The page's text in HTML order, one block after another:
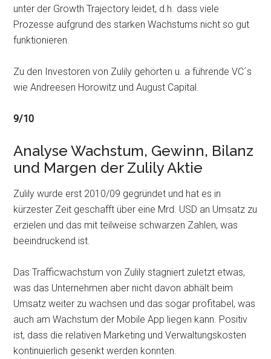
unter der Growth Trajectory leidet, d.h. dass viele
Prozesse aufgrund des starken Wachstums nicht so gut
funktionieren.
Zu den Investoren von Zulily gehörten u. a führende VC´s
wie Andreesen Horowitz und August Capital.
9/10
Analyse Wachstum, Gewinn, Bilanz
und Margen der Zulily Aktie
Zulily wurde erst 2010/09 gegründet und hat es in
kürzester Zeit geschafft über eine Mrd. USD an Umsatz zu
erzielen und das mit teilweise schwarzen Zahlen, was
beeindruckend ist.
Das Trafficwachstum von Zulily stagniert zuletzt etwas,
was das Unternehmen aber nicht davon abhält beim
Umsatz weiter zu wachsen und das sogar profitabel, was
auch am Wachstum der Mobile App liegen kann. Positiv
ist, dass die relativen Marketing und Verwaltungskosten
kontinuierlich gesenkt werden konnten.